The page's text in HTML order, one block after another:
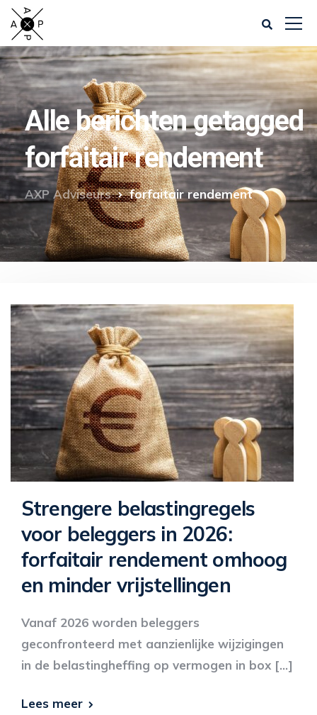
Alle berichten getagged
forfaitair rendement
AXP Adviseurs forfaitair rendement
Strengere belastingregels
voor beleggers in 2026:
forfaitair rendement omhoog
en minder vrijstellingen
Vanaf 2026 worden beleggers
geconfronteerd met aanzienlijke wijzigingen
in de belastingheffing op vermogen in box […]
Lees meer